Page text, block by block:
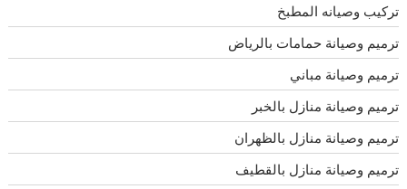
تركيب وصيانه المطبخ
ترميم وصيانة حمامات بالرياض
ترميم وصيانة مباني
ترميم وصيانة منازل بالخبر
ترميم وصيانة منازل بالظهران
ترميم وصيانة منازل بالقطيف